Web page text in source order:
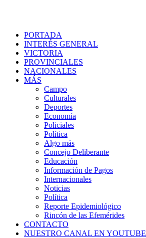
PORTADA
INTERÉS GENERAL
VICTORIA
PROVINCIALES
NACIONALES
MÁS
Campo
Culturales
Deportes
Economía
Policiales
Política
Algo más
Concejo Deliberante
Educación
Información de Pagos
Internacionales
Noticias
Política
Reporte Epidemiológico
Rincón de las Efemérides
CONTACTO
NUESTRO CANAL EN YOUTUBE